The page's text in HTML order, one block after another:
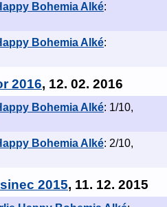
Bohemia Alké:
Bohemia Alké:
2016, 12. 02. 2016
Bohemia Alké: 1/10,
Bohemia Alké: 2/10,
2015, 11. 12. 2015